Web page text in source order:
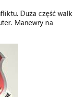
Duża część walk
Manewry na